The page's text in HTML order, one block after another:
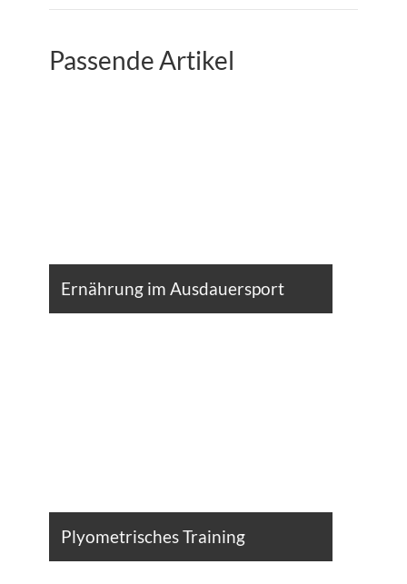
Passende Artikel
Ernährung im Ausdauersport
Plyometrisches Training